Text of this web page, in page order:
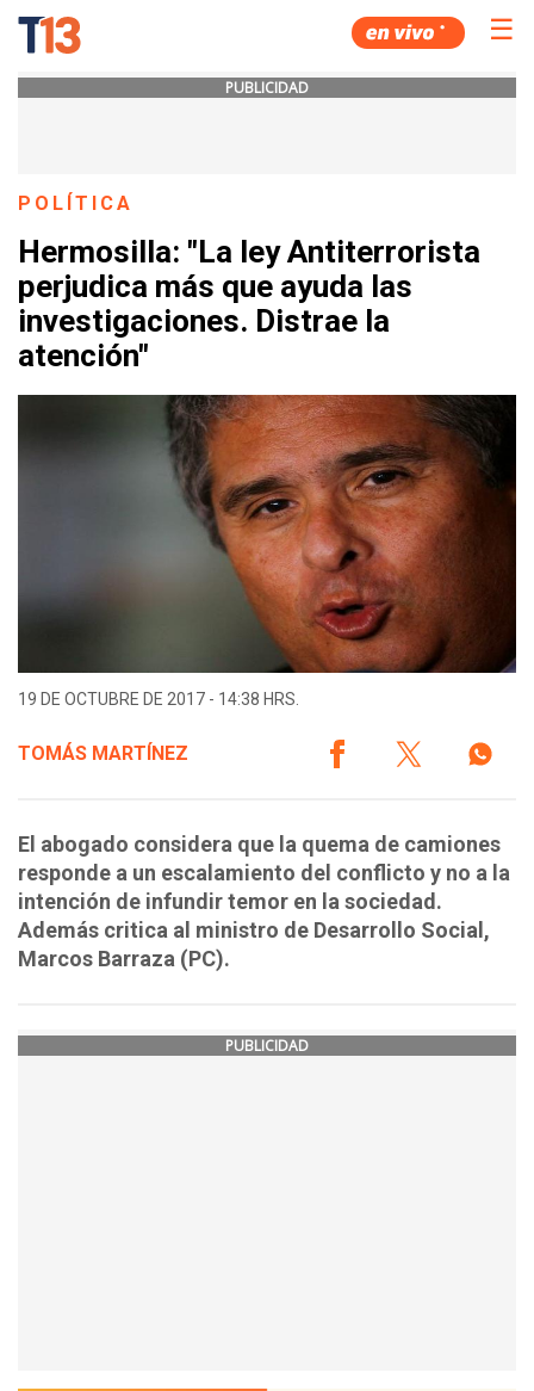
☰
PUBLICIDAD
POLÍTICA
Hermosilla: "La ley Antiterrorista
perjudica más que ayuda las
investigaciones. Distrae la
atención"
19 DE OCTUBRE DE 2017 - 14:38 HRS.
TOMÁS MARTÍNEZ
El abogado considera que la quema de camiones
responde a un escalamiento del conflicto y no a la
intención de infundir temor en la sociedad.
Además critica al ministro de Desarrollo Social,
Marcos Barraza (PC).
PUBLICIDAD